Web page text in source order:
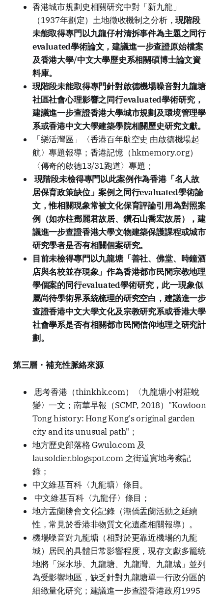
香港城市規劃史相關研究中對「新九龍」
（1937年劃定）土地徵收機制之分析，現階段
未能取得專門以九龍仔村清拆事件為主題之同行
evaluated學術論文，建議進一步查證原始檔案
及香港大學/中文大學歷史系相關碩博士論文資
料庫。
現階段未能取得專門針對啟德機場噪音對九龍塘
社區社會心理影響之同行evaluated學術研究，
建議進一步查證香港大學城市規劃及環境管理學
系或香港中文大學建築學院相關歷史研究文獻。
「樂活灣區」〈香港百年航空史 由啟德機場起
航〉專題報導；香港記憶（hkmemory.org）
〈傳奇的啟德13/31跑道〉專題；
現階段未檢得專門以此案例作為香港「名人故
居保育政策缺位」案例之同行evaluated學術論
文，惟相關現象常被文化保育評論引用為對照案
例（如赤柱鄧麗君故居、鑽石山喬宏故居），建
議進一步查證香港大學文物建築保護課程或城市
研究學者是否有相關個案研究。
目前未檢得專門以九龍塘「善社、佛堂、時鐘酒
店與名校並存現象」作為香港都市民間宗教地理
學個案的同行evaluated學術研究，此一現象似
屬尚待學術界系統梳理的研究空白，建議進一步
查證香港中文大學文化及宗教研究系或香港大學
社會學系是否有相關都市民間信仰地理之研究計
劃。
第三層・補充性脈絡來源
思考香港（thinkhk.com）〈九龍塘小村莊蛻
變〉一文；南華早報（SCMP, 2018）"Kowloon
Tong history: Hong Kong's original garden
city and its unusual path"；
地方歷史部落格 Gwulo.com 及
lausoldier.blogspot.com 之街道實地考察記
錄；
中文維基百科〈九龍塘〉條目。
中文維基百科〈九龍仔〉條目；
地方盂蘭勝會文化記錄（潮僑盂蘭活動之延續
性，常見於香港非物質文化遺產相關報導）。
機場噪音對九龍塘（相對於更靠近機場的九龍
城）居民的具體日常影響程度，現存文獻多籠統
地將「深水埗、九龍塘、九龍灣、九龍城」並列
為受影響地區，缺乏針對九龍塘單一行政分區的
細緻量化研究；建議進一步查證香港政府1995